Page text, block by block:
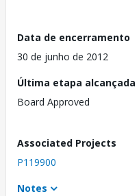
Data de encerramento
30 de junho de 2012
Última etapa alcançada
Board Approved
Associated Projects
P119900
Notes